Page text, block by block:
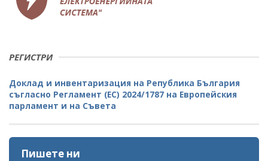
РЕГИСТРИ
Доклад и инвентаризация на Република България
съгласно Регламент (ЕС) 2024/1787 на Европейския
парламент и на Съвета
Пишете ни